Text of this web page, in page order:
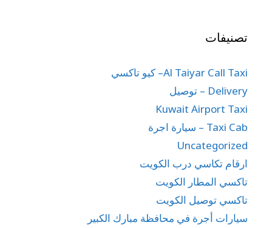
تصنيفات
Al Taiyar Call Taxi– كيو تاكسي
Delivery – توصيل
Kuwait Airport Taxi
Taxi Cab – سيارة اجرة
Uncategorized
ارقام تكاسي درب الكويت
تاكسي المطار الكويت
تاكسي توصيل الكويت
سيارات أجرة في محافظة مبارك الكبير